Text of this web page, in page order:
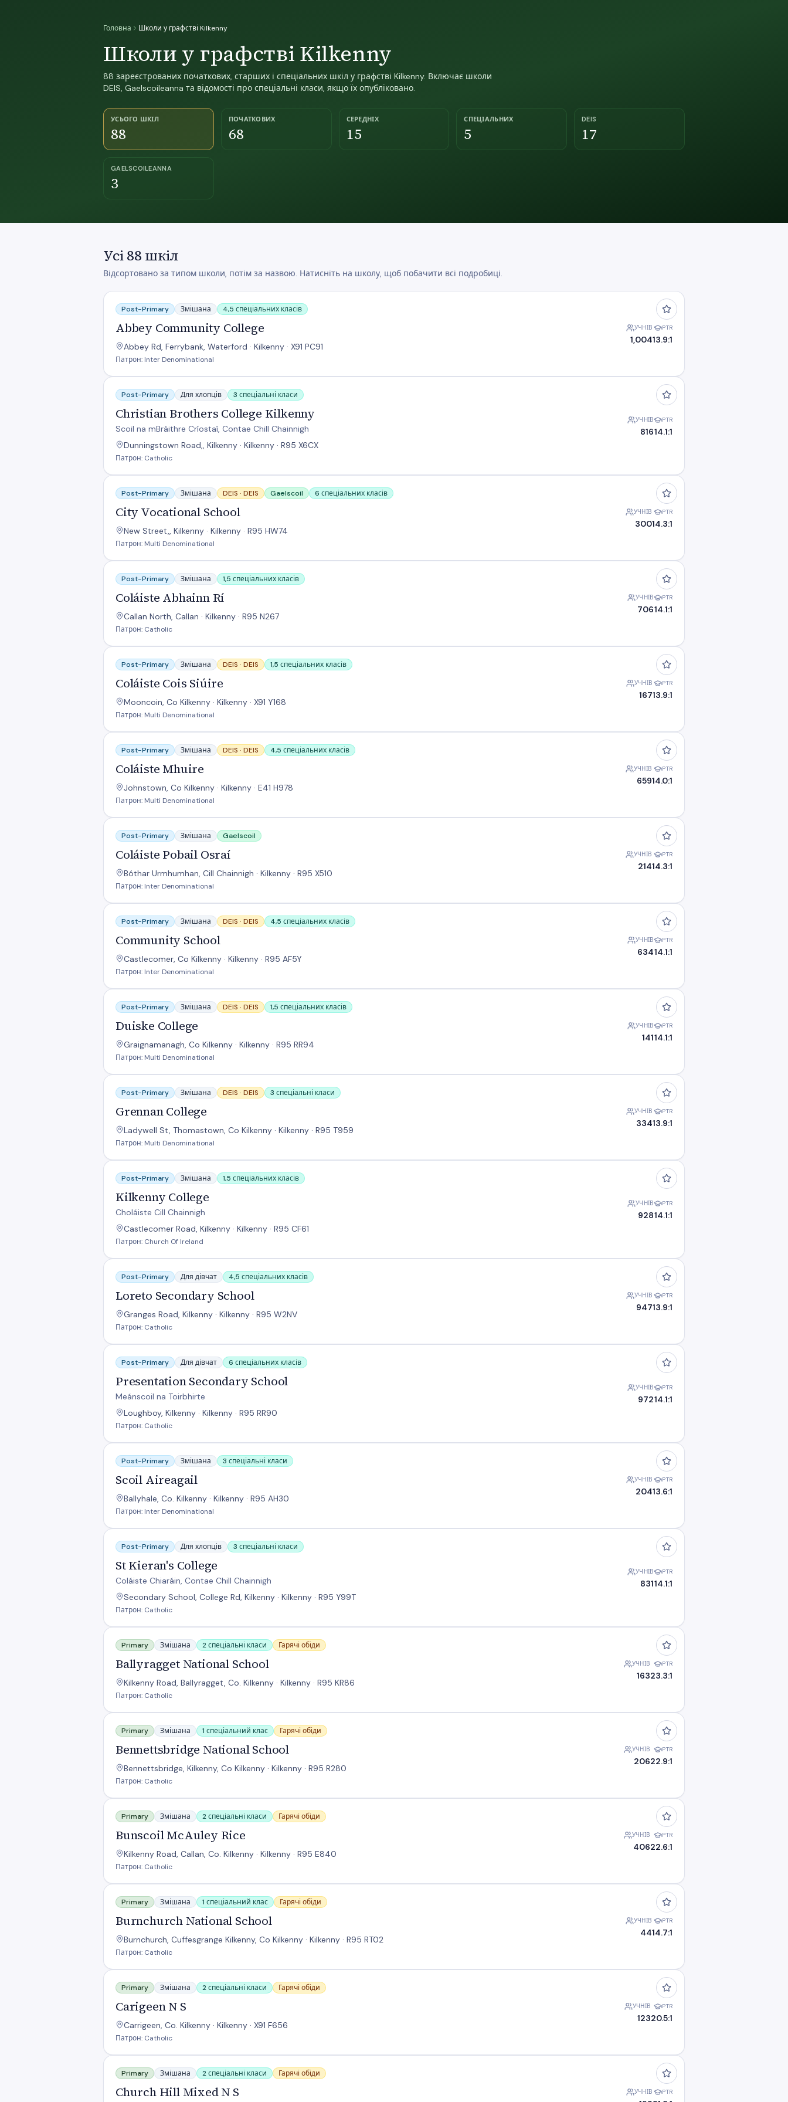
Головна Школи у графстві Kilkenny
Школи у графстві Kilkenny
88 зареєстрованих початкових, старших і спеціальних шкіл у графстві Kilkenny. Включає школи
DEIS, Gaelscoileanna та відомості про спеціальні класи, якщо їх опубліковано.
УСЬОГО ШКІЛ
88
ПОЧАТКОВИХ
68
СЕРЕДНІХ
15
СПЕЦІАЛЬНИХ
5
DEIS
17
GAELSCOILEANNA
3
Усі 88 шкіл
Відсортовано за типом школи, потім за назвою. Натисніть на школу, щоб побачити всі подробиці.
Abbey Community College
Post-Primary Змішана 4,5 спеціальних класів
Abbey Community College
Abbey Rd, Ferrybank, Waterford · Kilkenny · X91 PC91
Патрон: Inter Denominational
УЧНІВ
1,004
PTR
13.9:1
Christian Brothers College Kilkenny
Post-Primary Для хлопців 3 спеціальні класи
Christian Brothers College Kilkenny
Scoil na mBráithre Críostaí, Contae Chill Chainnigh
Dunningstown Road,, Kilkenny · Kilkenny · R95 X6CX
Патрон: Catholic
УЧНІВ
816
PTR
14.1:1
City Vocational School
Post-Primary Змішана DEIS · DEIS Gaelscoil 6 спеціальних класів
City Vocational School
New Street,, Kilkenny · Kilkenny · R95 HW74
Патрон: Multi Denominational
УЧНІВ
300
PTR
14.3:1
Coláiste Abhainn Rí
Post-Primary Змішана 1,5 спеціальних класів
Coláiste Abhainn Rí
Callan North, Callan · Kilkenny · R95 N267
Патрон: Catholic
УЧНІВ
706
PTR
14.1:1
Coláiste Cois Siúire
Post-Primary Змішана DEIS · DEIS 1,5 спеціальних класів
Coláiste Cois Siúire
Mooncoin, Co Kilkenny · Kilkenny · X91 Y168
Патрон: Multi Denominational
УЧНІВ
167
PTR
13.9:1
Coláiste Mhuire
Post-Primary Змішана DEIS · DEIS 4,5 спеціальних класів
Coláiste Mhuire
Johnstown, Co Kilkenny · Kilkenny · E41 H978
Патрон: Multi Denominational
УЧНІВ
659
PTR
14.0:1
Coláiste Pobail Osraí
Post-Primary Змішана Gaelscoil
Coláiste Pobail Osraí
Bóthar Urmhumhan, Cill Chainnigh · Kilkenny · R95 X510
Патрон: Inter Denominational
УЧНІВ
214
PTR
14.3:1
Community School
Post-Primary Змішана DEIS · DEIS 4,5 спеціальних класів
Community School
Castlecomer, Co Kilkenny · Kilkenny · R95 AF5Y
Патрон: Inter Denominational
УЧНІВ
634
PTR
14.1:1
Duiske College
Post-Primary Змішана DEIS · DEIS 1,5 спеціальних класів
Duiske College
Graignamanagh, Co Kilkenny · Kilkenny · R95 RR94
Патрон: Multi Denominational
УЧНІВ
141
PTR
14.1:1
Grennan College
Post-Primary Змішана DEIS · DEIS 3 спеціальні класи
Grennan College
Ladywell St, Thomastown, Co Kilkenny · Kilkenny · R95 T959
Патрон: Multi Denominational
УЧНІВ
334
PTR
13.9:1
Kilkenny College
Post-Primary Змішана 1,5 спеціальних класів
Kilkenny College
Choláiste Cill Chainnigh
Castlecomer Road, Kilkenny · Kilkenny · R95 CF61
Патрон: Church Of Ireland
УЧНІВ
928
PTR
14.1:1
Loreto Secondary School
Post-Primary Для дівчат 4,5 спеціальних класів
Loreto Secondary School
Granges Road, Kilkenny · Kilkenny · R95 W2NV
Патрон: Catholic
УЧНІВ
947
PTR
13.9:1
Presentation Secondary School
Post-Primary Для дівчат 6 спеціальних класів
Presentation Secondary School
Meánscoil na Toirbhirte
Loughboy, Kilkenny · Kilkenny · R95 RR90
Патрон: Catholic
УЧНІВ
972
PTR
14.1:1
Scoil Aireagail
Post-Primary Змішана 3 спеціальні класи
Scoil Aireagail
Ballyhale, Co. Kilkenny · Kilkenny · R95 AH30
Патрон: Inter Denominational
УЧНІВ
204
PTR
13.6:1
St Kieran's College
Post-Primary Для хлопців 3 спеціальні класи
St Kieran's College
Coláiste Chiaráin, Contae Chill Chainnigh
Secondary School, College Rd, Kilkenny · Kilkenny · R95 Y99T
Патрон: Catholic
УЧНІВ
831
PTR
14.1:1
Ballyragget National School
Primary Змішана 2 спеціальні класи Гарячі обіди
Ballyragget National School
Kilkenny Road, Ballyragget, Co. Kilkenny · Kilkenny · R95 KR86
Патрон: Catholic
УЧНІВ
163
PTR
23.3:1
Bennettsbridge National School
Primary Змішана 1 спеціальний клас Гарячі обіди
Bennettsbridge National School
Bennettsbridge, Kilkenny, Co Kilkenny · Kilkenny · R95 R280
Патрон: Catholic
УЧНІВ
206
PTR
22.9:1
Bunscoil McAuley Rice
Primary Змішана 2 спеціальні класи Гарячі обіди
Bunscoil McAuley Rice
Kilkenny Road, Callan, Co. Kilkenny · Kilkenny · R95 E840
Патрон: Catholic
УЧНІВ
406
PTR
22.6:1
Burnchurch National School
Primary Змішана 1 спеціальний клас Гарячі обіди
Burnchurch National School
Burnchurch, Cuffesgrange Kilkenny, Co Kilkenny · Kilkenny · R95 RT02
Патрон: Catholic
УЧНІВ
44
PTR
14.7:1
Carigeen N S
Primary Змішана 2 спеціальні класи Гарячі обіди
Carigeen N S
Carrigeen, Co. Kilkenny · Kilkenny · X91 F656
Патрон: Catholic
УЧНІВ
123
PTR
20.5:1
Church Hill Mixed N S
Primary Змішана 2 спеціальні класи Гарячі обіди
Church Hill Mixed N S УЧНІВ PTR